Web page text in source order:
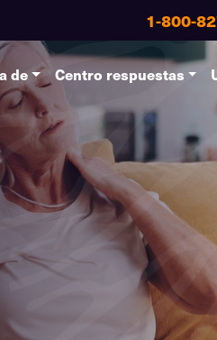
1-800-
de Centro respuestas